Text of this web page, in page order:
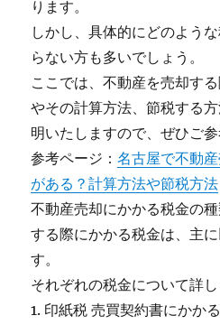
ります。
しかし、具体的にどのよう
らない方も多いでしょう。
ここでは、不動産を売却す
やその計算方法、節税する
明いたしますので、ぜひご参
参考ページ：名古屋で不動
がある？計算方法や節税方法
不動産売却にかかる税金の
する際にかかる税金は、主
す。
それぞれの税金について詳し
1. 印紙税 売買契約書にかか